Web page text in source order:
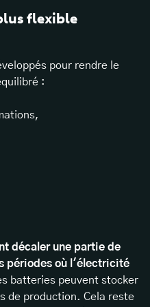
flexible
pour rendre le
:
décaler une partie de
périodes où l'électricité
batteries peuvent stocker
de production. Cela reste